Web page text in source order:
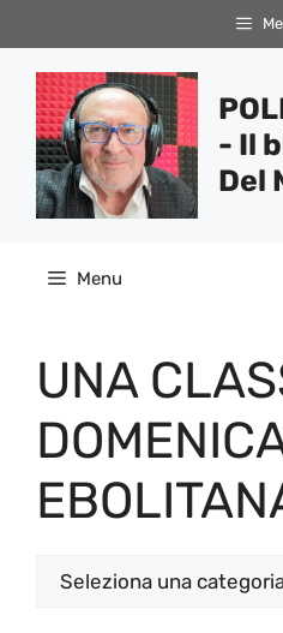
al
contenuto
- Il
Del
Menu
UNA
Categorie